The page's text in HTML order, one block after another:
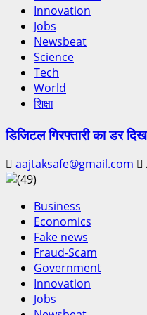
Innovation
Jobs
Newsbeat
Science
Tech
World
शिक्षा
डिजिटल गिरफ्तारी का डर
aajtaksafe@gmail.com
Business
Economics
Fake news
Fraud-Scam
Government
Innovation
Jobs